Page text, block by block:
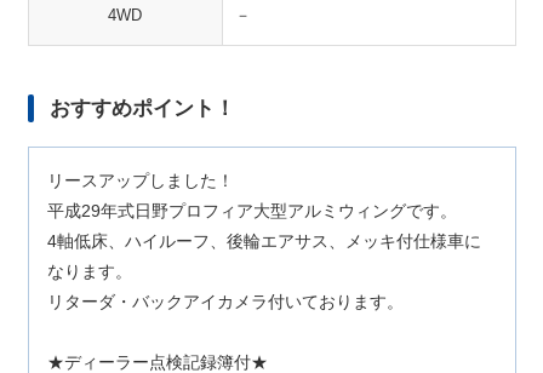
4WD －
おすすめポイント！
リースアップしました！
平成29年式日野プロフィア大型アルミウィングです。
4軸低床、ハイルーフ、後輪エアサス、メッキ付仕様車に
なります。
リターダ・バックアイカメラ付いております。
★ディーラー点検記録簿付★